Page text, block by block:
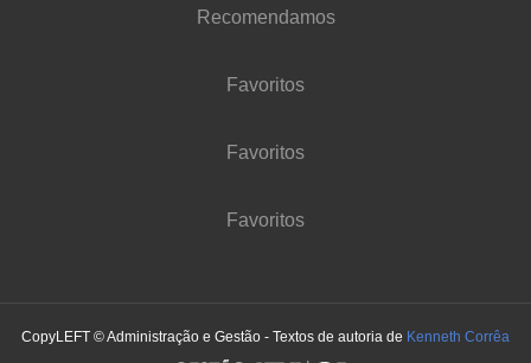
Recomendamos
Favoritos
Favoritos
Favoritos
CopyLEFT © Administração e Gestão - Textos de autoria de Kenneth Corrêa